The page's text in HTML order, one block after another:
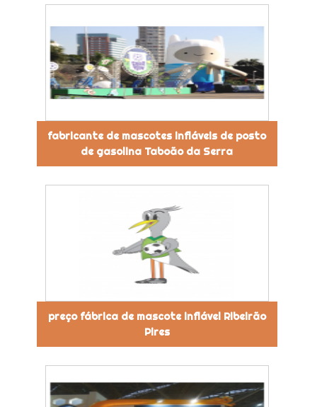
fabricante de mascotes infláveis de posto
de gasolina Taboão da Serra
preço fábrica de mascote inflável Ribeirão
Pires